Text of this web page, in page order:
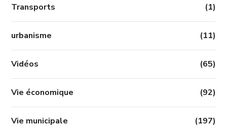
Transports (1)
urbanisme (11)
Vidéos (65)
Vie économique (92)
Vie municipale (197)